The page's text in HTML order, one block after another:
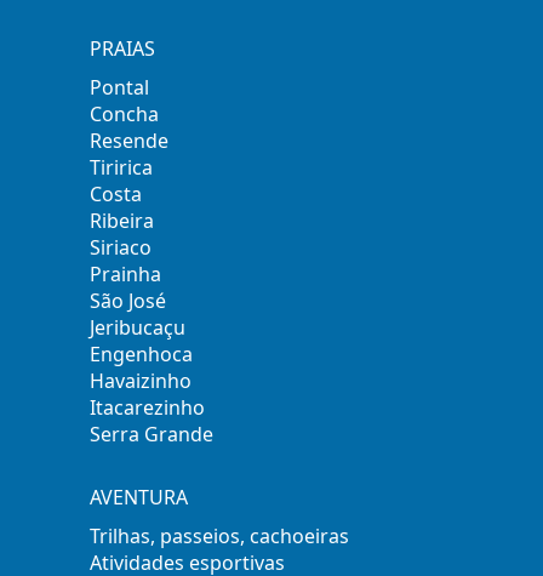
PRAIAS
Pontal
Concha
Resende
Tiririca
Costa
Ribeira
Siriaco
Prainha
São José
Jeribucaçu
Engenhoca
Havaizinho
Itacarezinho
Serra Grande
AVENTURA
Trilhas, passeios, cachoeiras
Atividades esportivas